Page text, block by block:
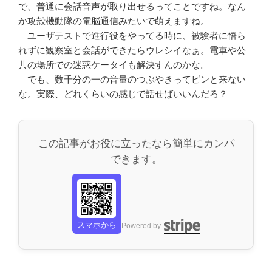
で、普通に会話音声が取り出せるってことですね。なん
か攻殻機動隊の電脳通信みたいで萌えますね。
ユーザテストで進行役をやってる時に、被験者に悟ら
れずに観察室と会話ができたらウレシイなぁ。電車や公
共の場所での迷惑ケータイも解決すんのかな。
でも、数千分の一の音量のつぶやきってピンと来ない
な。実際、どれくらいの感じで話せばいいんだろ？
この記事がお役に立ったなら簡単にカンパ
できます。
スマホから Powered by